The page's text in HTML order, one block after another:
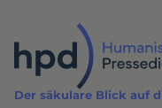
Inhalt
Der säkulare Blick auf